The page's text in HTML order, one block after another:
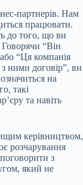
партнерів. Нам
працювати.
до того, що ви
“Він
“Ця компанія
ними договір”, ви
на
такі
та навіть
керівництвом,
розчарування
з
який не